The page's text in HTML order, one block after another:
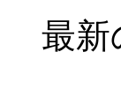
最新